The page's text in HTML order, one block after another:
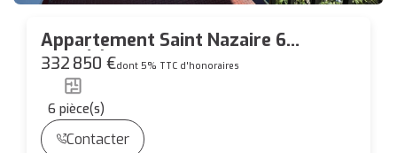
Appartement Saint Nazaire 6
pièce(s) 130 m2
332 850 €dont 5% TTC d'honoraires
6 pièce(s)
Contacter